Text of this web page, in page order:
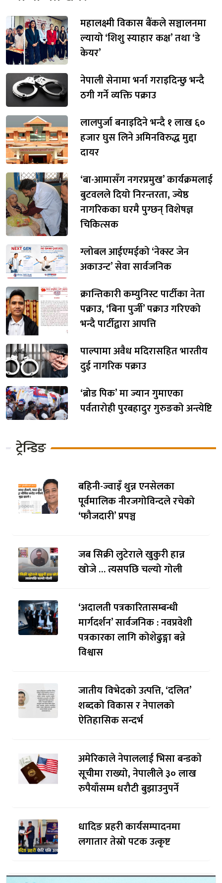
महालक्ष्मी विकास बैंकले सञ्चालनमा
ल्यायो ‘शिशु स्याहार कक्ष’ तथा ‘डे
केयर’
नेपाली सेनामा भर्ना गराइदिन्छु भन्दै
ठगी गर्ने व्यक्ति पक्राउ
लालपुर्जा बनाइदिने भन्दै १ लाख ६०
हजार घुस लिने अमिनविरुद्ध मुद्दा
दायर
‘बा-आमासँग नगरप्रमुख’ कार्यक्रमलाई
बुटवलले दियो निरन्तरता, ज्येष्ठ
नागरिकका घरमै पुग्छन् विशेषज्ञ
चिकित्सक
ग्लोबल आईएमईको ‘नेक्स्ट जेन
अकाउन्ट’ सेवा सार्वजनिक
क्रान्तिकारी कम्युनिस्ट पार्टीका नेता
पक्राउ, ‘बिना पुर्जी’ पक्राउ गरिएको
भन्दै पार्टीद्वारा आपत्ति
पाल्पामा अवैध मदिरासहित भारतीय
दुई नागरिक पक्राउ
‘ब्रोड पिक’ मा ज्यान गुमाएका
पर्वतारोही पुरबहादुर गुरुङको अन्त्येष्टि
ट्रेन्डिङ
बहिनी-ज्वाइँ थुन्न एनसेलका
पूर्वमालिक नीरजगोविन्दले रचेको
‘फौजदारी’ प्रपञ्च
जब सिक्री लुटेराले खुकुरी हान्न
खोजे … त्यसपछि चल्यो गोली
‘अदालती पत्रकारितासम्बन्धी
मार्गदर्शन’ सार्वजनिक : नवप्रवेशी
पत्रकारका लागि कोशेढुङ्गा बन्ने
विश्वास
जातीय विभेदको उत्पत्ति, ‘दलित’
शब्दको विकास र नेपालको
ऐतिहासिक सन्दर्भ
अमेरिकाले नेपाललाई भिसा बन्डकाे
सूचीमा राख्यो, नेपालीले ३० लाख
रुपैयाँसम्म धरौटी बुझाउनुपर्ने
धादिङ प्रहरी कार्यसम्पादनमा
लगातार तेस्रो पटक उत्कृष्ट